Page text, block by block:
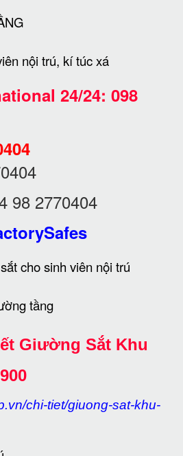
24/24: 098
98 2770404
Giường Sắt Khu
chi-tiet/giuong-sat-khu-